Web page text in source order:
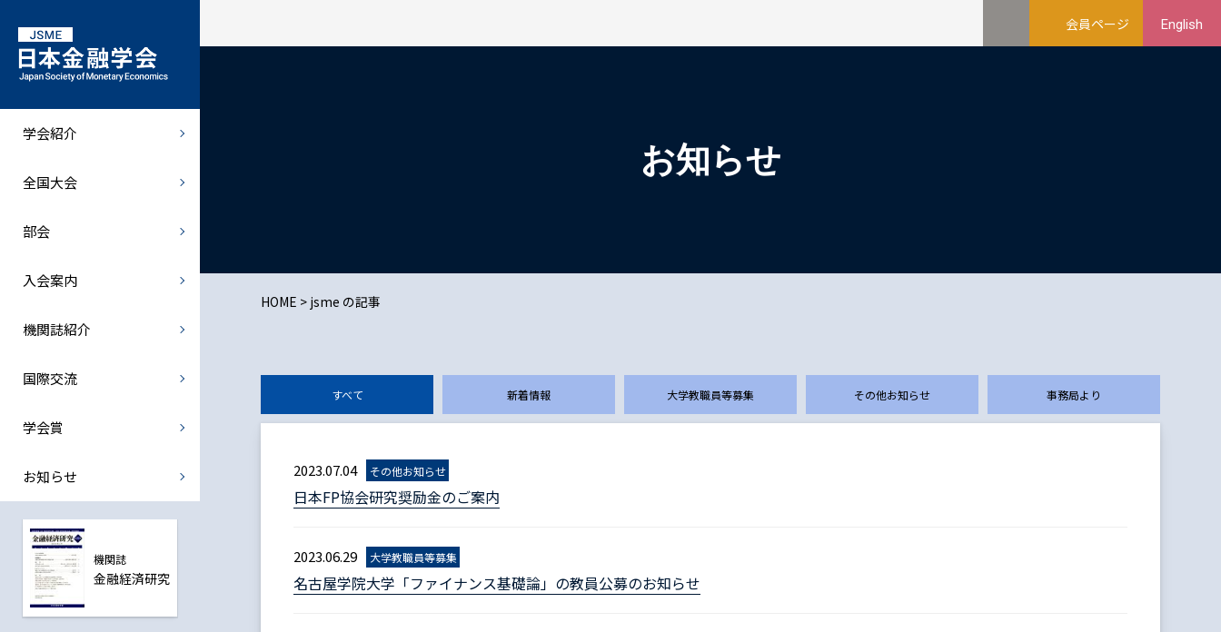
学会紹介
学会紹介
規則の細則
全国大会
全国大会
部会
部会
関西部会
国際金融部会
震災復興金融部会
入会案内
機関誌紹介
機関誌紹介
JJMFE
国際交流
学会賞
お知らせ
機関誌
金融経済研究
会員ページ English
お知らせ
HOME > jsme の記事
事務局より
その他お知らせ
大学教職員等募集
新着情報
すべて
2023.07.04 その他お知らせ
日本FP協会研究奨励金のご案内
2023.06.29 大学教職員等募集
名古屋学院大学「ファイナンス基礎論」の教員公募のお知らせ